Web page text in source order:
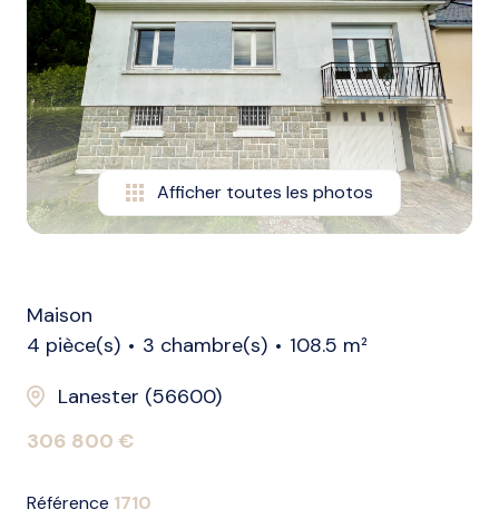
biens
vendus
nos
biens
loués
alerte
e-
l'agence
Afficher toutes les photos
Maison
4 pièce(s)
3 chambre(s)
108.5 m²
Lanester (56600)
306 800 €
Référence 1710